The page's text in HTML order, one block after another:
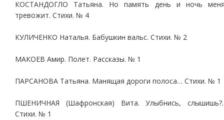
КОСТАНДОГЛО Татьяна. Но память день и ночь
тревожит. Стихи. № 4
КУЛИЧЕНКО Наталья. Бабушкин вальс. Стихи. № 2
МАКОЕВ Амир. Полет. Рассказы. № 1
ПАРСАНОВА Татьяна. Манящая дороги полоса… Стихи. № 1
ПШЕНИЧНАЯ (Шафронская) Вита. Улыбнись,
Стихи. № 1